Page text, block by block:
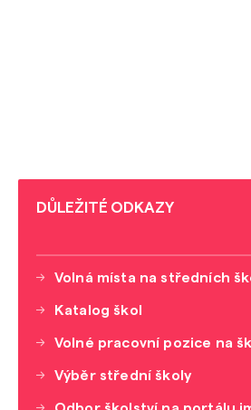
DŮLEŽITÉ ODKAZY
Volná místa na středních
Katalog škol
Volné pracovní pozice na
Výběr střední školy